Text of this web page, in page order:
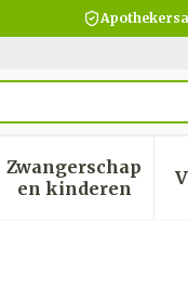
verzorging
voor Dieet,
Zwangerschap
en kinderen
Toon